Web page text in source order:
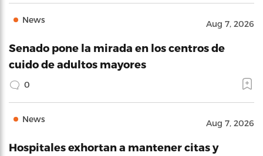
News Aug 7, 2026
Senado pone la mirada en los centros de
cuido de adultos mayores
0
News Aug 7, 2026
Hospitales exhortan a mantener citas y